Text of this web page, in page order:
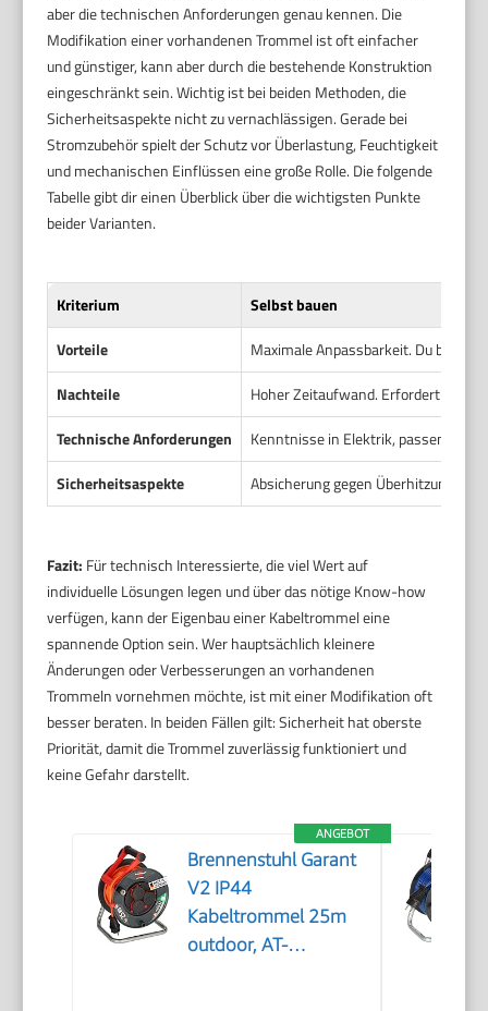
aber die technischen Anforderungen genau kennen. Die
Modifikation einer vorhandenen Trommel ist oft einfacher
und günstiger, kann aber durch die bestehende Konstruktion
eingeschränkt sein. Wichtig ist bei beiden Methoden, die
Sicherheitsaspekte nicht zu vernachlässigen. Gerade bei
Stromzubehör spielt der Schutz vor Überlastung, Feuchtigkeit
und mechanischen Einflüssen eine große Rolle. Die folgende
Tabelle gibt dir einen Überblick über die wichtigsten Punkte
beider Varianten.
Kriterium
Selbst bauen
Vorteile
Maximale Anpassbarkeit. Du
Nachteile
Hoher Zeitaufwand. Erfordert
Technische Anforderungen
Kenntnisse in Elektrik, passende
Sicherheitsaspekte
Absicherung gegen Überhitzung,
Fazit: Für technisch Interessierte, die viel Wert auf
individuelle Lösungen legen und über das nötige Know-how
verfügen, kann der Eigenbau einer Kabeltrommel eine
spannende Option sein. Wer hauptsächlich kleinere
Änderungen oder Verbesserungen an vorhandenen
Trommeln vornehmen möchte, ist mit einer Modifikation oft
besser beraten. In beiden Fällen gilt: Sicherheit hat oberste
Priorität, damit die Trommel zuverlässig funktioniert und
keine Gefahr darstellt.
ANGEBOT
Brennenstuhl Garant
V2 IP44
Kabeltrommel 25m
outdoor, AT-